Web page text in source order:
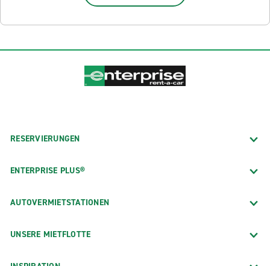
RESERVIERUNGEN
ENTERPRISE PLUS®
AUTOVERMIETSTATIONEN
UNSERE MIETFLOTTE